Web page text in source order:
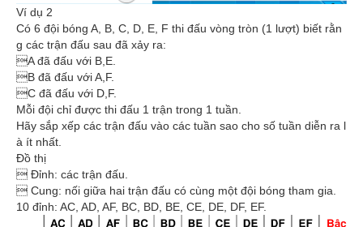
Ví dụ 2
Có 6 đội bóng A, B, C, D, E, F thi đấu vòng tròn (1 lượt) biết rằn
g các trận đấu sau đã xảy ra:
A đã đấu với B,E.
B đã đấu với A,F.
C đã đấu với D,F.
Mỗi đội chỉ được thi đấu 1 trận trong 1 tuần.
Hãy sắp xếp các trận đấu vào các tuần sao cho số tuần diễn ra l
à ít nhất.
Đồ thị
 Đỉnh: các trận đấu.
 Cung: nối giữa hai trận đấu có cùng một đội bóng tham gia.
10 đỉnh: AC, AD, AF, BC, BD, BE, CE, DE, DF, EF.